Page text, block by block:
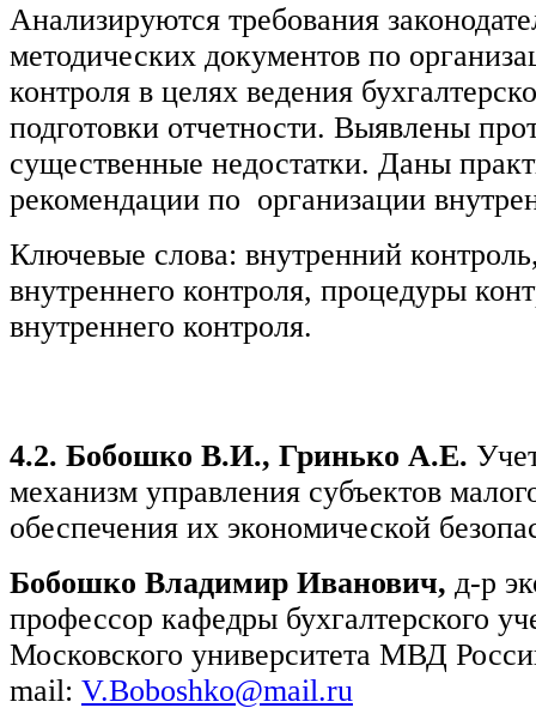
Анализируются требования
методических документов по
контроля в целях ведения
подготовки отчетности. Выявлены
существенные недостатки. Даны
рекомендации по организации
Ключевые слова: внутренний
внутреннего контроля, процедуры
внутреннего контроля.
4.2. Бобошко В.И., Гринько А.Е.
механизм управления субъектов
обеспечения их экономической
Бобошко Владимир Иванович, д-р
профессор кафедры бухгалтерского
Московского университета МВД
mail: V.Boboshko@mail.ru